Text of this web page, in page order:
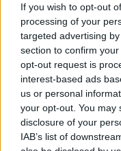
If you wish to opt-out
processing of your
targeted advertising
section to confirm
opt-out request is
interest-based ads
us or personal
your opt-out. You may
disclosure of your
IAB’s list of
3 anni
Analisi
Una volta arrivata a
la sezione dei